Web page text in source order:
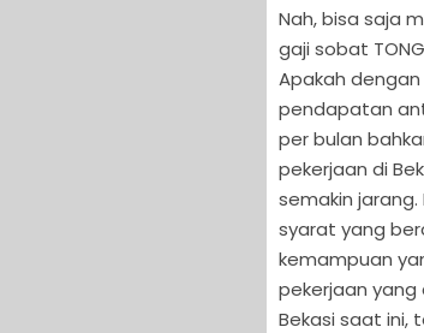
Nah, bisa saja
gaji sobat
Apakah
pendapatan
per bulan
pekerjaan di
semakin
syarat yang
kemampuan
pekerjaan yang
Bekasi saat ini,